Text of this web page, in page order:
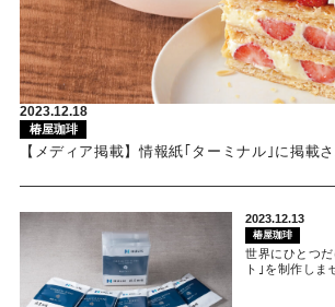
2023.12.18
椿屋珈琲
【メディア掲載】情報紙｢ターミナル｣に掲載さ
2023.12.13
椿屋珈琲
世界にひとつ
ト｣を制作しま